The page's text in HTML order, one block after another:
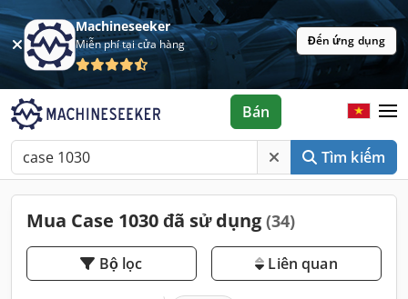
Machineseeker
Miễn phí tại cửa hàng Đến ứng dụng
Tìm kiếm
Bán
Mua Case 1030 đã sử dụng (34)
Bộ lọc Liên quan